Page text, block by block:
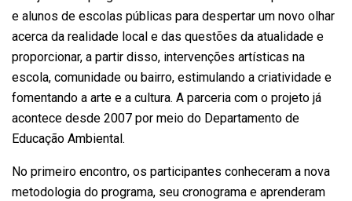
e alunos de escolas públicas para despertar um novo olhar
acerca da realidade local e das questões da atualidade e
proporcionar, a partir disso, intervenções artísticas na
escola, comunidade ou bairro, estimulando a criatividade e
fomentando a arte e a cultura. A parceria com o projeto já
acontece desde 2007 por meio do Departamento de
Educação Ambiental.
No primeiro encontro, os participantes conheceram a nova
metodologia do programa, seu cronograma e aprenderam